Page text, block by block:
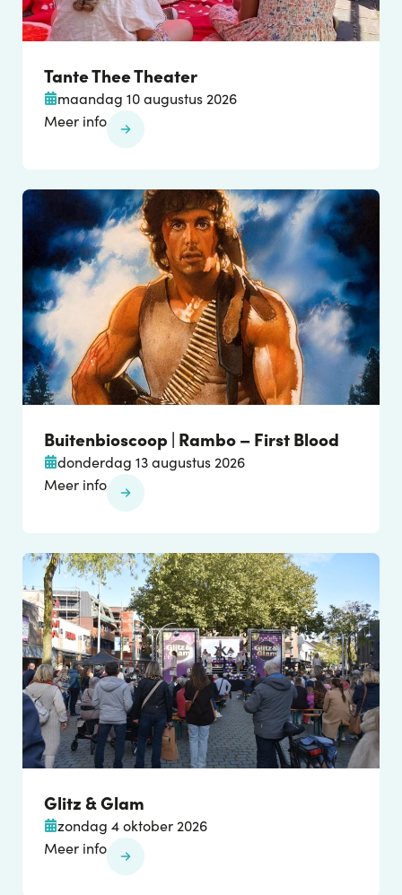
Tante Thee Theater
maandag 10 augustus 2026
Meer info
Buitenbioscoop | Rambo – First Blood
donderdag 13 augustus 2026
Meer info
Glitz & Glam
zondag 4 oktober 2026
Meer info